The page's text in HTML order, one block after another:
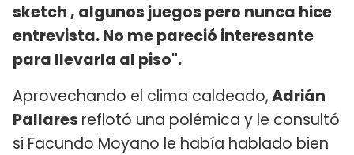
sketch , algunos juegos pero nunca hice
entrevista. No me pareció interesante
para llevarla al piso".
Aprovechando el clima caldeado,Adrián
Pallares reflotó una polémica y le consultó
si Facundo Moyano le había hablado bien